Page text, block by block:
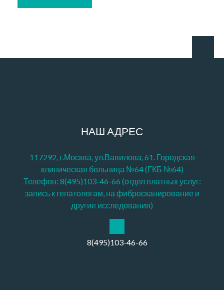
НАШ АДРЕС
117292, г.Москва, ул.Вавилова, 61. Городская
клиническая больница №64 (ГКБ №64)
Телефон: 8(495)103-46-66 (отдел платных услуг:
запись к гепатологам, на фибросканирование и
другие исследования)
8(495)103-46-66